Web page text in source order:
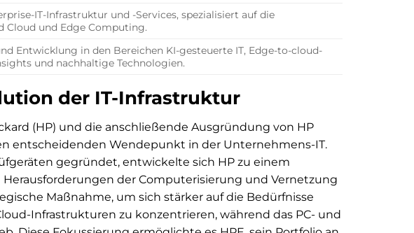
IT-Infrastruktur und -Services, spezialisiert auf die
Cloud und Edge Computing.
Entwicklung in den Bereichen KI-gesteuerte IT, Edge-to-cloud-
und nachhaltige Technologien.
der IT-Infrastruktur
(HP) und die anschließende Ausgründung von HP
entscheidenden Wendepunkt in der Unternehmens-IT.
gegründet, entwickelte sich HP zu einem
der Computerisierung und Vernetzung
Maßnahme, um sich stärker auf die Bedürfnisse
Infrastrukturen zu konzentrieren, während das PC- und